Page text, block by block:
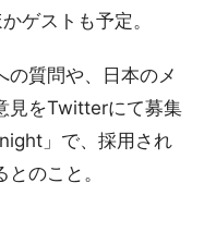
ゲストも予定。
の質問や、日本のメ
見をTwitterにて募集
」で、採用され
のこと。